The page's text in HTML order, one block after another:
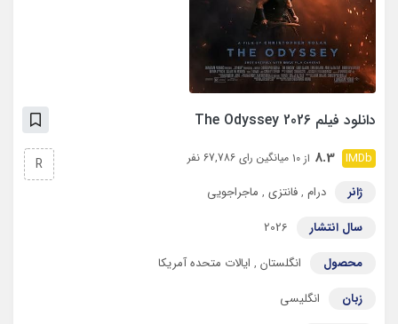
دانلود فیلم The Odyssey 2026
8.3 از 10 میانگین رای 67,786 نفر
ژانر درام ,فانتزی , ماجراجویی
سال انتشار
2026
محصول
انگلستان , ایالات متحده آمریکا
زبان
انگلیسی
R